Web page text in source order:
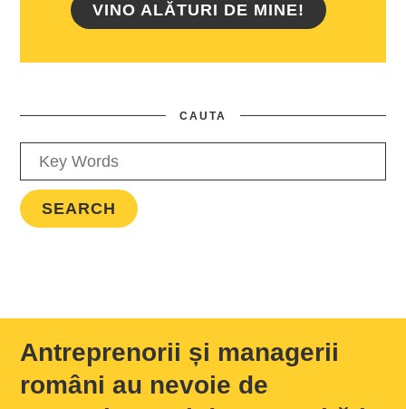
VINO ALĂTURI DE MINE!
CAUTA
Antreprenorii și managerii
români au nevoie de